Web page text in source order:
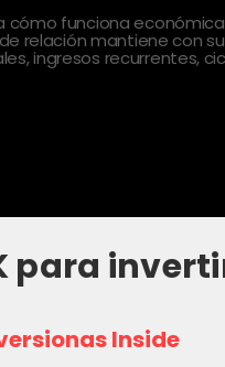
cómo funciona
relación mantiene con
ingresos recurrentes,
para
Inside